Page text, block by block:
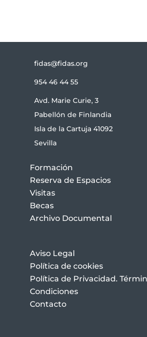
fidas@fidas.org
954 46 44 55
Avd. Marie Curie, 3
Pabellón de Finlandia
Isla de la Cartuja 41092
Sevilla
Formación
Reserva de Espacios
Visitas
Becas
Archivo Documental
Aviso Legal
Política de cookies
Política de Privacidad.
Condiciones
Contacto